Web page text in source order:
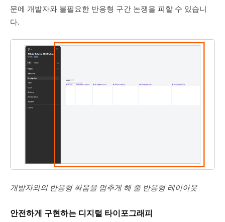
문에 개발자와 불필요한 반응형 구간 논쟁을 피할 수 있습니
다.
개발자와의 반응형 싸움을 멈추게 해 줄 반응형 레이아웃
안전하게 구현하는 디지털 타이포그래피